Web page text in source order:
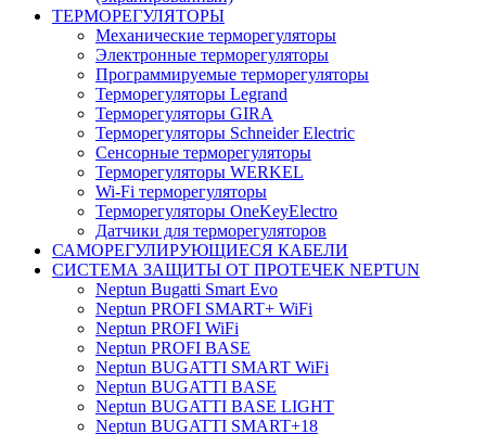
ТЕРМОРЕГУЛЯТОРЫ
Механические терморегуляторы
Электронные терморегуляторы
Программируемые терморегуляторы
Терморегуляторы Legrand
Терморегуляторы GIRA
Терморегуляторы Schneider Electric
Сенсорные терморегуляторы
Терморегуляторы WERKEL
Wi-Fi терморегуляторы
Терморегуляторы OneKeyElectro
Датчики для терморегуляторов
САМОРЕГУЛИРУЮЩИЕСЯ КАБЕЛИ
СИСТЕМА ЗАЩИТЫ ОТ ПРОТЕЧЕК NEPTUN
Neptun Bugatti Smart Evo
Neptun PROFI SMART+ WiFi
Neptun PROFI WiFi
Neptun PROFI BASE
Neptun BUGATTI SMART WiFi
Neptun BUGATTI BASE
Neptun BUGATTI BASE LIGHT
Neptun BUGATTI SMART+18